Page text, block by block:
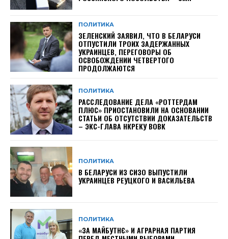
ПОЛИТИКА
ЗЕЛЕНСКИЙ ЗАЯВИЛ, ЧТО В БЕЛАРУСИ
ОТПУСТИЛИ ТРОИХ ЗАДЕРЖАННЫХ
УКРАИНЦЕВ, ПЕРЕГОВОРЫ ОБ
ОСВОБОЖДЕНИИ ЧЕТВЕРТОГО
ПРОДОЛЖАЮТСЯ
ПОЛИТИКА
РАССЛЕДОВАНИЕ ДЕЛА «РОТТЕРДАМ
ПЛЮС» ПРИОСТАНОВИЛИ НА ОСНОВАНИИ
СТАТЬИ ОБ ОТСУТСТВИИ ДОКАЗАТЕЛЬСТВ
– ЭКС-ГЛАВА НКРЕКУ ВОВК
ПОЛИТИКА
В БЕЛАРУСИ ИЗ СИЗО ВЫПУСТИЛИ
УКРАИНЦЕВ РЕУЦКОГО И ВАСИЛЬЕВА
ПОЛИТИКА
«ЗА МАЙБУТНЄ» И АГРАРНАЯ ПАРТИЯ